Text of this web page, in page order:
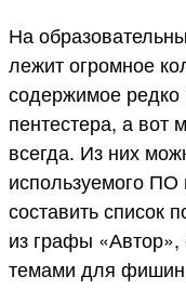
На
лежит огромное
содержимое редко
пентестера, а вот
всегда. Из них
используемого ПО
составить список
из графы «Автор»,
темами для